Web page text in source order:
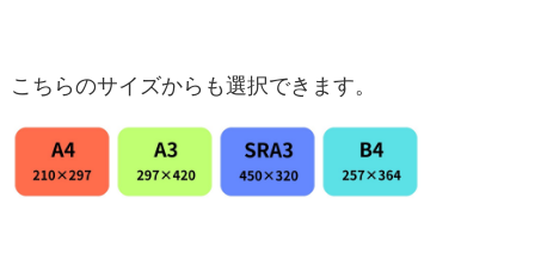
こちらのサイズからも選択できます。